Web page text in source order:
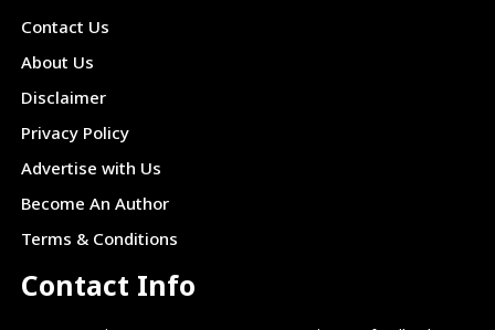
Contact Us
About Us
Disclaimer
Privacy Policy
Advertise with Us
Become An Author
Terms & Conditions
Contact Info